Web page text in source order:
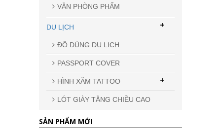
VĂN PHÒNG PHẨM
DU LỊCH
ĐỒ DÙNG DU LỊCH
PASSPORT COVER
HÌNH XĂM TATTOO +
LÓT GIÀY TĂNG CHIỀU CAO
+
SẢN PHẨM MỚI